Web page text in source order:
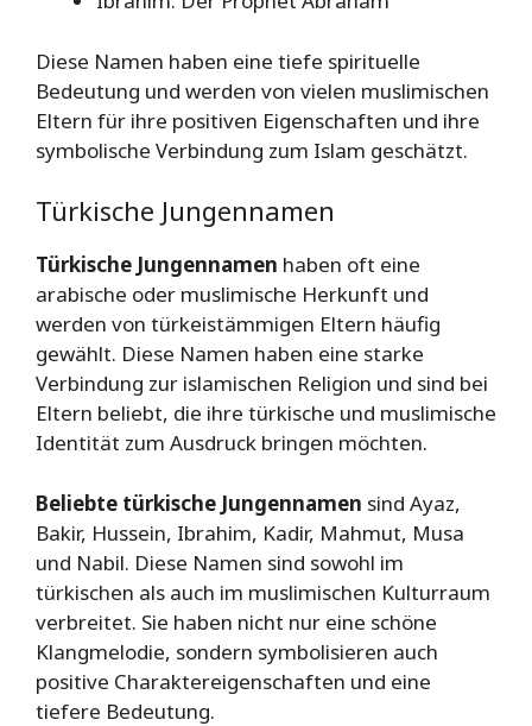
Diese Namen haben eine tiefe spirituelle
Bedeutung und werden von vielen muslimischen
Eltern für ihre positiven Eigenschaften und ihre
symbolische Verbindung zum Islam geschätzt.
Türkische Jungennamen
Türkische Jungennamen haben oft eine
arabische oder muslimische Herkunft und
werden von türkeistämmigen Eltern häufig
gewählt. Diese Namen haben eine starke
Verbindung zur islamischen Religion und sind bei
Eltern beliebt, die ihre türkische und muslimische
Identität zum Ausdruck bringen möchten.
Beliebte türkische Jungennamen sind Ayaz,
Bakir, Hussein, Ibrahim, Kadir, Mahmut, Musa
und Nabil. Diese Namen sind sowohl im
türkischen als auch im muslimischen Kulturraum
verbreitet. Sie haben nicht nur eine schöne
Klangmelodie, sondern symbolisieren auch
positive Charaktereigenschaften und eine
tiefere Bedeutung.